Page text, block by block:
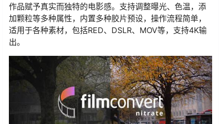
作品赋予真实而独特的电影感。支持调整曝光、色温，添
加颗粒等多种属性，内置多种胶片预设，操作流程简单，
适用于各种素材，包括RED、DSLR、MOV等，支持4K输
出。